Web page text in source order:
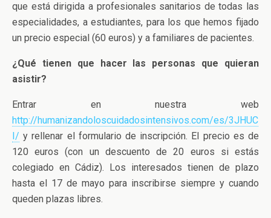
que está dirigida a profesionales sanitarios de todas las
especialidades, a estudiantes, para los que hemos fijado
un precio especial (60 euros) y a familiares de pacientes.
¿Qué tienen que hacer las personas que quieran
asistir?
Entrar en nuestra web
http://humanizandoloscuidadosintensivos.com/es/3JHUC
I/ y rellenar el formulario de inscripción. El precio es de
120 euros (con un descuento de 20 euros si estás
colegiado en Cádiz). Los interesados tienen de plazo
hasta el 17 de mayo para inscribirse siempre y cuando
queden plazas libres.